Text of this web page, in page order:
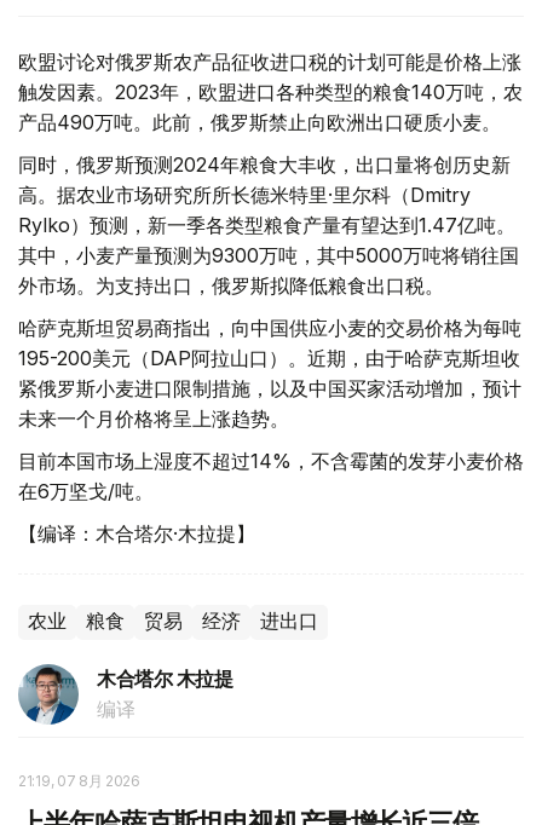
欧盟讨论对俄罗斯农产品征收进口税的计划可能是价格上涨
触发因素。2023年，欧盟进口各种类型的粮食140万吨，农
产品490万吨。此前，俄罗斯禁止向欧洲出口硬质小麦。
同时，俄罗斯预测2024年粮食大丰收，出口量将创历史新
高。据农业市场研究所所长德米特里·里尔科（Dmitry
Rylko）预测，新一季各类型粮食产量有望达到1.47亿吨。
其中，小麦产量预测为9300万吨，其中5000万吨将销往国
外市场。为支持出口，俄罗斯拟降低粮食出口税。
哈萨克斯坦贸易商指出，向中国供应小麦的交易价格为每吨
195-200美元（DAP阿拉山口）。近期，由于哈萨克斯坦收
紧俄罗斯小麦进口限制措施，以及中国买家活动增加，预计
未来一个月价格将呈上涨趋势。
目前本国市场上湿度不超过14%，不含霉菌的发芽小麦价格
在6万坚戈/吨。
【编译：木合塔尔·木拉提】
农业 粮食 贸易 经济 进出口
木合塔尔 木拉提
编译
21:19, 07 8月 2026